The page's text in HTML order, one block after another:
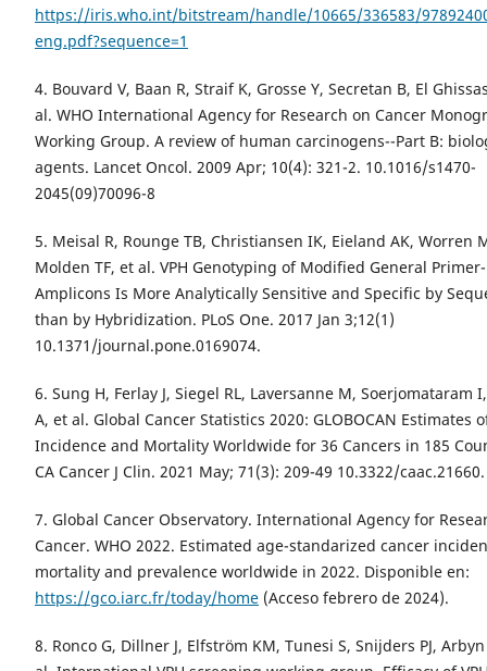
https://iris.who.int/bitstream/handle/10665/336583/
eng.pdf?sequence=1
4. Bouvard V, Baan R, Straif K, Grosse Y, Secretan B, El
al. WHO International Agency for Research on Cancer
Working Group. A review of human carcinogens--Part B:
agents. Lancet Oncol. 2009 Apr; 10(4): 321-2. 10.1016/s1470-
2045(09)70096-8
5. Meisal R, Rounge TB, Christiansen IK, Eieland AK, Worren
Molden TF, et al. VPH Genotyping of Modified General Primer-
Amplicons Is More Analytically Sensitive and Specific by
than by Hybridization. PLoS One. 2017 Jan 3;12(1)
10.1371/journal.pone.0169074.
6. Sung H, Ferlay J, Siegel RL, Laversanne M, Soerjomataram
A, et al. Global Cancer Statistics 2020: GLOBOCAN Estimates
Incidence and Mortality Worldwide for 36 Cancers in 185
CA Cancer J Clin. 2021 May; 71(3): 209-49 10.3322/caac.21660.
7. Global Cancer Observatory. International Agency for
Cancer. WHO 2022. Estimated age-standarized cancer
mortality and prevalence worldwide in 2022. Disponible en:
https://gco.iarc.fr/today/home(Acceso febrero de 2024).
8. Ronco G, Dillner J, Elfström KM, Tunesi S, Snijders PJ,